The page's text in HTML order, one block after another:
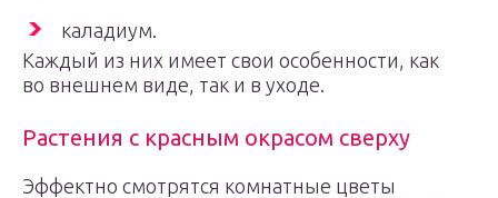
каладиум.
Каждый из них имеет свои особенности, как
во внешнем виде, так и в уходе.
Растения с красным окрасом сверху
Эффектно смотрятся комнатные цветы